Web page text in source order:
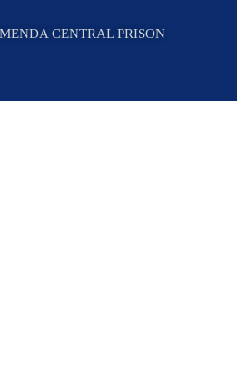
CENTRAL PRISON